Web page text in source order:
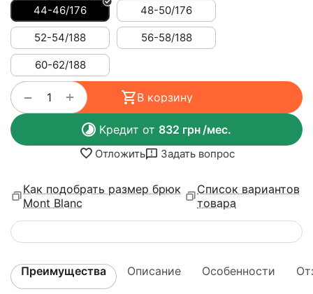
44-46/176
48-50/176
52-54/188 56-58/188
60-62/188
+
− В корзину
Кредит от 832 грн/мес.
Отложить Задать вопрос
Как подобрать размер брюк
Mont Blanc
Список вариантов
товара
Преимущества Описание Особенности